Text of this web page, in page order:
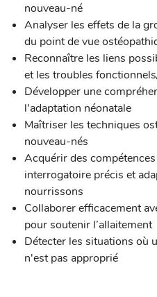
nouveau-né
Analyser les effets de la
du point de vue
Reconnaître les liens
et les troubles
Développer une
l'adaptation néonatale
Maîtriser les techniques
nouveau-nés
Acquérir des
interrogatoire précis et
nourrissons
Collaborer efficacement
pour soutenir l’allaitement
Détecter les situations où
n'est pas approprié